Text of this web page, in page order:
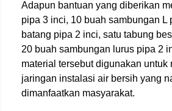
Adapun bantuan yang diberikan
pipa 3 inci, 10 buah sambungan L
batang pipa 2 inci, satu tabung
20 buah sambungan lurus pipa 2
material tersebut digunakan untuk
jaringan instalasi air bersih yang
dimanfaatkan masyarakat.